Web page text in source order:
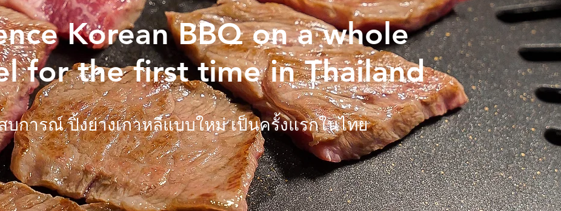
Korean BBQ on a whole
for the first time in Thailand
บการณ์ ปิ้งย่างเกาหลีแบบใหม่ เป็นครั้งแรกในไทย